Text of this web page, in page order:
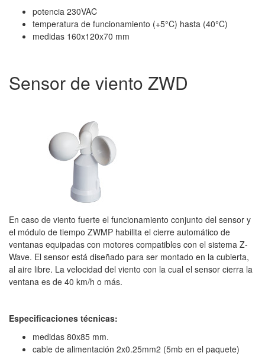
potencia 230VAC
temperatura de funcionamiento (+5°C) hasta (40°C)
medidas 160x120x70 mm
Sensor de viento ZWD
En caso de viento fuerte el funcionamiento conjunto del sensor y
el módulo de tiempo ZWMP habilita el cierre automático de
ventanas equipadas con motores compatibles con el sistema Z-
Wave. El sensor está diseñado para ser montado en la cubierta,
al aire libre. La velocidad del viento con la cual el sensor cierra la
ventana es de 40 km/h o más.
Especificaciones técnicas:
medidas 80x85 mm.
cable de alimentación 2x0.25mm2 (5mb en el paquete)